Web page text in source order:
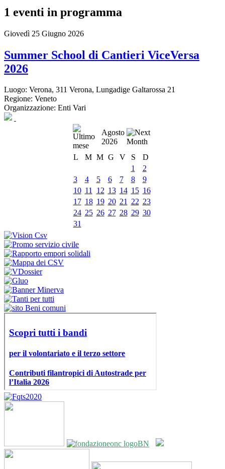
1 eventi in programma
Giovedì 25 Giugno 2026
Summer School di Cantieri ViceVersa
2026
Luogo: Verona, 311 Verona, Lungadige Galtarossa 21
Regione: Veneto
Organizzazione: Enti Vari
Agosto
2026
L
M M G V S
D
1
2
3
4 5 6 7 8
9
10 11 12 13 14 15 16
17 18 19 20 21 22 23
24 25 26 27 28 29 30
31